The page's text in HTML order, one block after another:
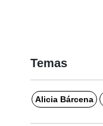
Temas
Alicia Bárcena